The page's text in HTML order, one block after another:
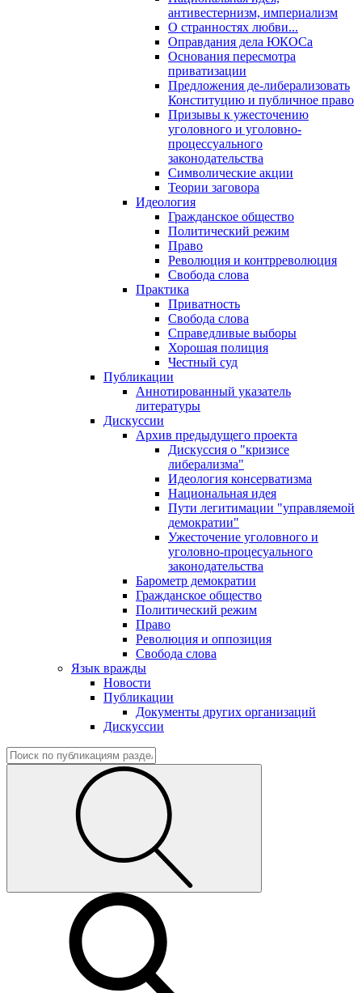
антивестернизм, империализм
О странностях любви...
Оправдания дела ЮКОСа
Основания пересмотра
приватизации
Предложения де-либерализовать
Конституцию и публичное право
Призывы к ужесточению
уголовного и уголовно-
процессуального
законодательства
Символические акции
Теории заговора
Идеология
Гражданское общество
Политический режим
Право
Революция и контрреволюция
Свобода слова
Практика
Приватность
Свобода слова
Справедливые выборы
Хорошая полиция
Честный суд
Публикации
Аннотированный указатель
литературы
Дискуссии
Архив предыдущего проекта
Дискуссия о "кризисе
либерализма"
Идеология консерватизма
Национальная идея
Пути легитимации "управляемой
демократии"
Ужесточение уголовного и
уголовно-процесуального
законодательства
Барометр демократии
Гражданское общество
Политический режим
Право
Революция и оппозиция
Свобода слова
Язык вражды
Новости
Публикации
Документы других организаций
Дискуссии